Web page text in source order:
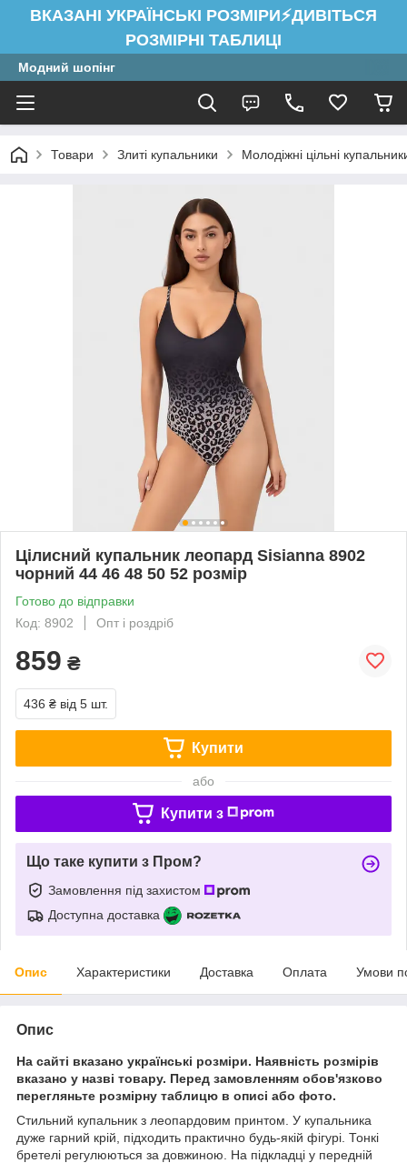
ВКАЗАНІ УКРАЇНСЬКІ РОЗМІРИ⚡ДИВІТЬСЯ
РОЗМІРНІ ТАБЛИЦІ
Модний шопінг
Товари Злиті купальники Молодіжні цільні
Цілисний купальник леопард Sisianna 8902
чорний 44 46 48 50 52 розмір
Готово до відправки
Код: 8902
Опт і роздріб
859 ₴
436 ₴ від 5 шт.
Купити
або
Купити з
Що таке купити з Пром?
Замовлення під захистом
Доступна доставка
Опис Характеристики Доставка Оплата Умови
Опис
На сайті вказано українські розміри. Наявність розмірів
вказано у назві товару. Перед замовленням обов'язково
перегляньте розмірну таблицю в описі або фото.
Стильний купальник з леопардовим принтом. У купальника
дуже гарний крій, підходить практично будь-якій фігурі. Тонкі
бретелі регулюються за довжиною. На підкладці у передній